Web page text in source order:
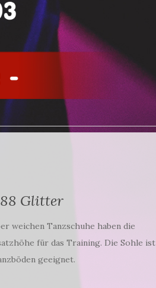
Glitter
weichen Tanzschuhe haben die
für das Training. Die Sohle ist
geeignet.